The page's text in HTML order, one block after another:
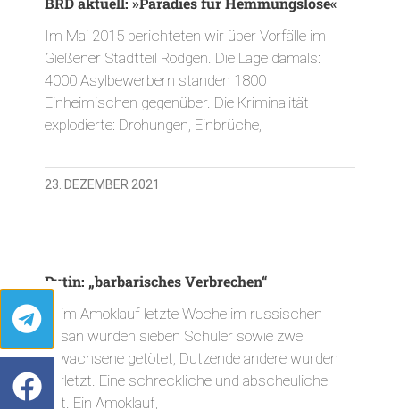
Im Mai 2015 berichteten wir über Vorfälle im
Gießener Stadtteil Rödgen. Die Lage damals:
4000 Asylbewerbern standen 1800
Einheimischen gegenüber. Die Kriminalität
explodierte: Drohungen, Einbrüche,
23. DEZEMBER 2021
Putin: „barbarisches Verbrechen“
Beim Amoklauf letzte Woche im russischen
Kasan wurden sieben Schüler sowie zwei
Erwachsene getötet, Dutzende andere wurden
verletzt. Eine schreckliche und abscheuliche
Tat. Ein Amoklauf,